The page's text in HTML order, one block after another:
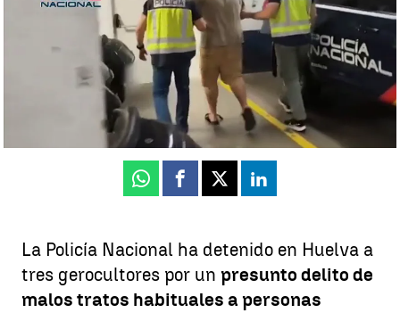
Eva Braña
Publicado:26 de junio de 2025, 13:48
Whatsapp
Facebook
X Linkedin
La Policía Nacional ha detenido en Huelva a
tres gerocultores por un presunto delito de
malos tratos habituales a personas